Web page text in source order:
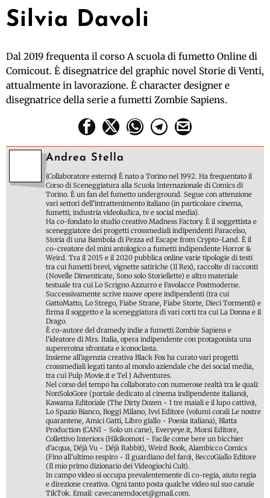
Silvia Davoli
Dal 2019 frequenta il corso A scuola di fumetto Online di
Comicout. È disegnatrice del graphic novel Storie di Venti,
attualmente in lavorazione. È character designer e
disegnatrice della serie a fumetti Zombie Sapiens.
Andrea Stella
(Collaboratore esterno) È nato a Torino nel 1992. Ha frequentato il
Corso di Sceneggiatura alla Scuola Internazionale di Comics di
Torino. È un fan del fumetto underground. Segue con attenzione
vari settori dell'intrattenimento italiano (in particolare cinema,
fumetti, industria videoludica, tv e social media).
Ha co-fondato lo studio creativo Madness Factory. È il soggettista e
sceneggiatore dei progetti crossmediali indipendenti Paracelso,
Storia di una Bambola di Pezza ed Escape from Crypto-Land. È il
co-creatore del mini antologico a fumetti indipendente Horror &
Weird. Tra il 2015 e il 2020 pubblica online varie tipologie di testi
tra cui fumetti brevi, vignette satiriche (Il Rex), raccolte di racconti
(Novelle Dimenticate, Sono solo Storiellette) e altro materiale
testuale tra cui Lo Scrigno Azzurro e Favolacce Postmoderne.
Successivamente scrive nuove opere indipendenti (tra cui
GattoMatto, Lo Strego, Fiabe Strane, Fiabe Storte, Dieci Tormenti) e
firma il soggetto e la sceneggiatura di vari corti tra cui La Donna e il
Drago.
È co-autore del dramedy indie a fumetti Zombie Sapiens e
l'ideatore di Mrs. Italia, opera indipendente con protagonista una
supereroina sfrontata e iconoclasta.
Insieme all'agenzia creativa Black Fox ha curato vari progetti
crossmediali legati tanto al mondo aziendale che dei social media,
tra cui Pulp Movie.it e Tel J Adventures.
Nel corso del tempo ha collaborato con numerose realtà tra le quali:
NonSoloGore (portale dedicato al cinema indipendente italiano),
Kawama Editoriale (The Dirty Dozen - I tre maiali e il lupo cattivo),
Lo Spazio Bianco, Boggi Milano, Ivvi Editore (volumi corali Le nostre
quarantene, Amici Gatti, Libro giallo - Poesia italiana), Blatta
Production (CANI - Solo un cane), Everyeye.it, Morsi Editore,
Collettivo Interiors (Hikikomori - Facile come bere un bicchier
d'acqua, Déjà Vu - Déjà Rabbit), Weird Book, Alambicco Comics
(Fino all'ultimo respiro - Il guardiano del faro), BeccoGiallo Editore
(Il mio primo dizionario dei Videogiochi Cult).
In campo video si occupa prevalentemente di co-regia, aiuto regia
e direzione creativa. Ogni tanto posta qualche video sul suo canale
TikTok. Email: cavecanemdocet@gmail.com.